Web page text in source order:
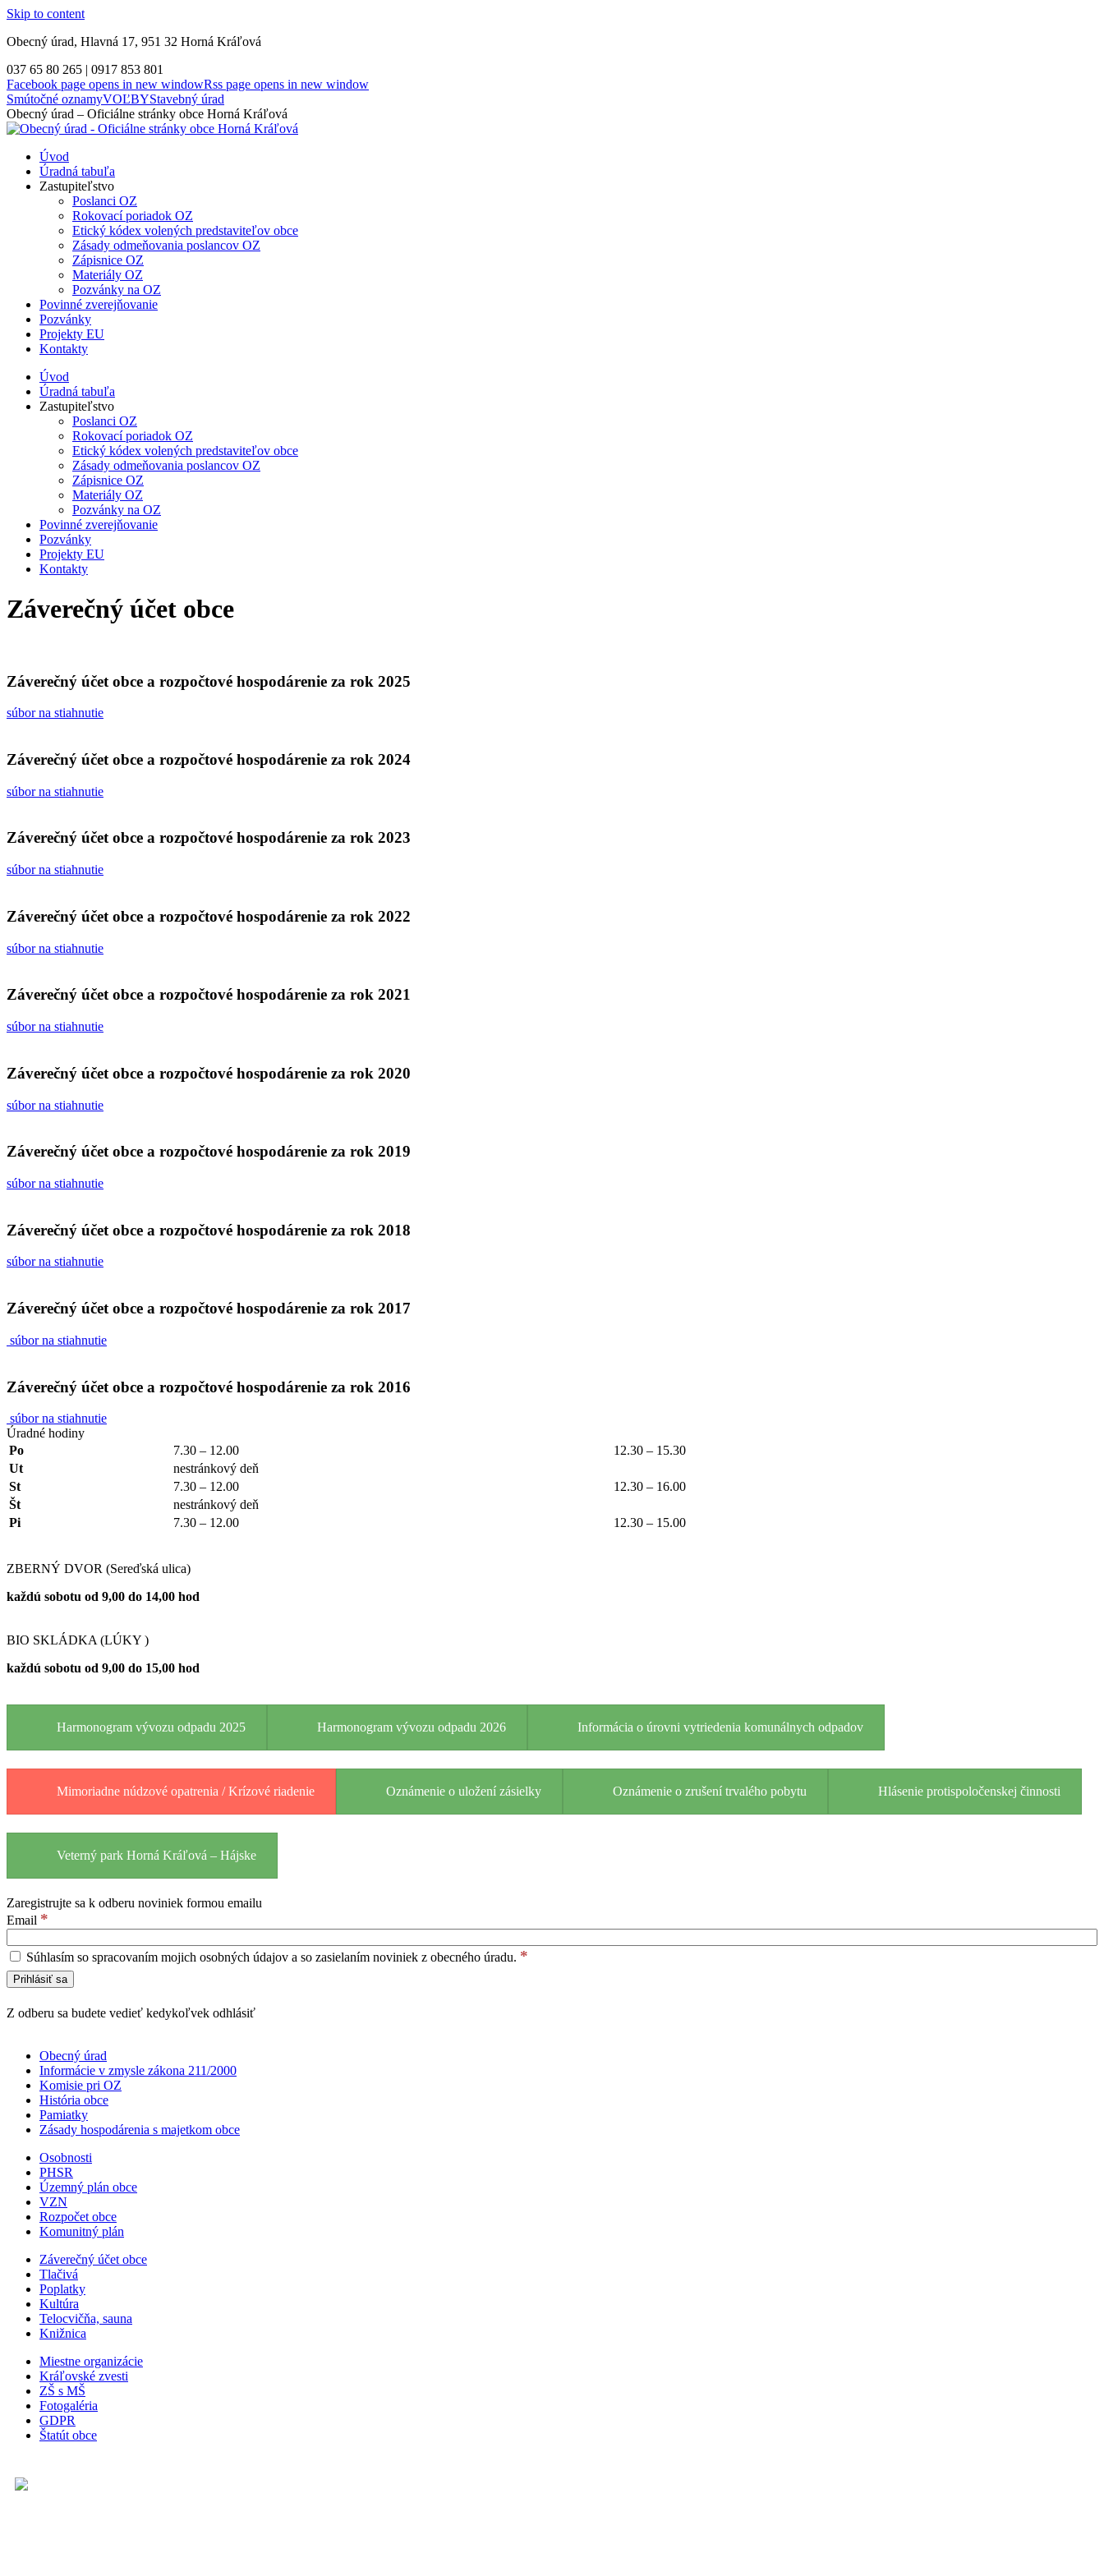
Skip to content
Obecný úrad, Hlavná 17, 951 32 Horná Kráľová
037 65 80 265 | 0917 853 801
Facebook page opens in new windowRss page opens in new window
Smútočné oznamyVOĽBYStavebný úrad
Obecný úrad – Oficiálne stránky obce Horná Kráľová
Úvod
Úradná tabuľa
Zastupiteľstvo
Poslanci OZ
Rokovací poriadok OZ
Etický kódex volených predstaviteľov obce
Zásady odmeňovania poslancov OZ
Zápisnice OZ
Materiály OZ
Pozvánky na OZ
Povinné zverejňovanie
Pozvánky
Projekty EU
Kontakty
Úvod
Úradná tabuľa
Zastupiteľstvo
Poslanci OZ
Rokovací poriadok OZ
Etický kódex volených predstaviteľov obce
Zásady odmeňovania poslancov OZ
Zápisnice OZ
Materiály OZ
Pozvánky na OZ
Povinné zverejňovanie
Pozvánky
Projekty EU
Kontakty
Záverečný účet obce
Záverečný účet obce a rozpočtové hospodárenie za rok 2025
súbor na stiahnutie
Záverečný účet obce a rozpočtové hospodárenie za rok 2024
súbor na stiahnutie
Záverečný účet obce a rozpočtové hospodárenie za rok 2023
súbor na stiahnutie
Záverečný účet obce a rozpočtové hospodárenie za rok 2022
súbor na stiahnutie
Záverečný účet obce a rozpočtové hospodárenie za rok 2021
súbor na stiahnutie
Záverečný účet obce a rozpočtové hospodárenie za rok 2020
súbor na stiahnutie
Záverečný účet obce a rozpočtové hospodárenie za rok 2019
súbor na stiahnutie
Záverečný účet obce a rozpočtové hospodárenie za rok 2018
súbor na stiahnutie
Záverečný účet obce a rozpočtové hospodárenie za rok 2017
súbor na stiahnutie
Záverečný účet obce a rozpočtové hospodárenie za rok 2016
súbor na stiahnutie
Úradné hodiny
Po
7.30 – 12.00
12.30 – 15.30
Ut
nestránkový deň
St
7.30 – 12.00
12.30 – 16.00
Št
nestránkový deň
Pi
7.30 – 12.00 12.30 – 15.00
ZBERNÝ DVOR (Sereďská ulica)
každú sobotu od 9,00 do 14,00 hod
BIO SKLÁDKA (LÚKY )
každú sobotu od 9,00 do 15,00 hod
Harmonogram vývozu odpadu 2025 Harmonogram vývozu odpadu 2026 Informácia o úrovni vytriedenia komunálnych odpadov
Mimoriadne núdzové opatrenia / Krízové riadenie Oznámenie o uložení zásielky Oznámenie o zrušení trvalého pobytu Hlásenie protispoločenskej činnosti
Veterný park Horná Kráľová – Hájske
Zaregistrujte sa k odberu noviniek formou emailu
Email *
Súhlasím so spracovaním mojich osobných údajov a so zasielaním noviniek z obecného úradu. *
Z odberu sa budete vedieť kedykoľvek odhlásiť
Obecný úrad
Informácie v zmysle zákona 211/2000
Komisie pri OZ
História obce
Pamiatky
Zásady hospodárenia s majetkom obce
Osobnosti
PHSR
Územný plán obce
VZN
Rozpočet obce
Komunitný plán
Záverečný účet obce
Tlačivá
Poplatky
Kultúra
Telocvičňa, sauna
Knižnica
Miestne organizácie
Kráľovské zvesti
ZŠ s MŠ
Fotogaléria
GDPR
Štatút obce